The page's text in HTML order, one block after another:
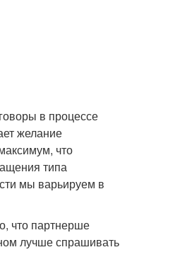
в процессе
желание
что
типа
мы варьируем в
что партнерше
лучше спрашивать